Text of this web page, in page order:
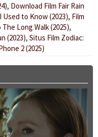
, Download Film Fair Rain
to Know (2023), Film
Long Walk (2025),
(2023), Situs Film Zodiac:
2 (2025)